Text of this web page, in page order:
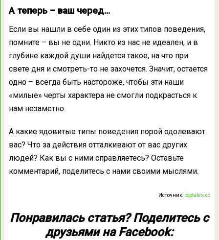
А теперь – ваш черед…
Если вы нашли в себе один из этих типов поведения,
помните – вы не одни. Никто из нас не идеален, и в
глубине каждой души найдется такое, на что при
свете дня и смотреть-то не захочется. Значит, остается
одно – всегда быть настороже, чтобы эти наши
«милые» черты характера не смогли подкрасться к
нам незаметно.
А какие ядовитые типы поведения порой одолевают
вас? Что за действия отталкивают от вас других
людей? Как вы с ними справляетесь? Оставьте
комментарий, поделитесь с нами своими мыслями.
Источник:toptales.cc
Понравилась статья? Поделитесь с
друзьями на Facebook: